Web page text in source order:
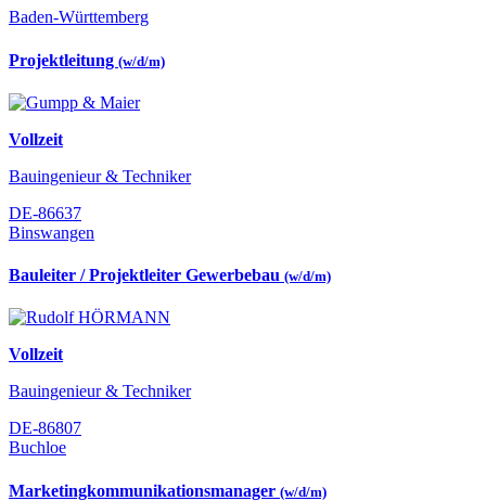
Baden-Württemberg
Projektleitung (w/d/m)
Vollzeit
Bauingenieur & Techniker
DE-86637
Binswangen
Bauleiter / Projektleiter Gewerbebau (w/d/m)
Vollzeit
Bauingenieur & Techniker
DE-86807
Buchloe
Marketingkommunikationsmanager (w/d/m)